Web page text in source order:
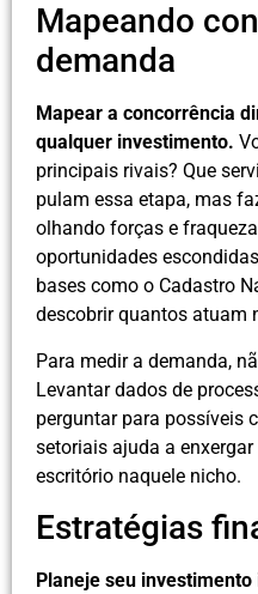
Mapeando
demanda
Mapear a concorrência
qualquer investimento.
principais rivais? Que
pulam essa etapa, mas
olhando forças e
oportunidades
bases como o Cadastro
descobrir quantos atuam
Para medir a demanda,
Levantar dados de
perguntar para possíveis
setoriais ajuda a
escritório naquele nicho.
Estratégias
Planeje seu